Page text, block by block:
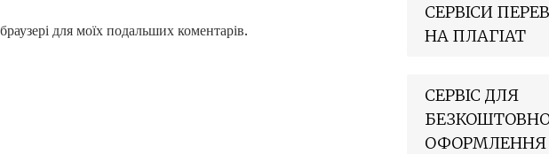
для моїх подальших коментарів.
СЕРВІСИ
НА ПЛАГІАТ
СЕРВІС ДЛЯ
ОФОРМЛЕННЯ